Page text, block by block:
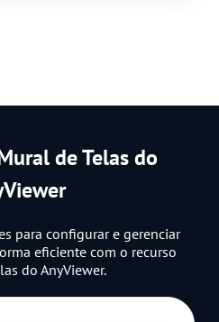
de Telas do
para configurar e gerenciar
eficiente com o recurso
do AnyViewer.